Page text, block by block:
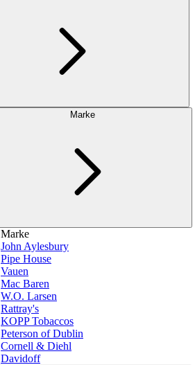
Marke
Marke
John Aylesbury
Pipe House
Vauen
Mac Baren
W.O. Larsen
Rattray's
KOPP Tobaccos
Peterson of Dublin
Cornell & Diehl
Davidoff